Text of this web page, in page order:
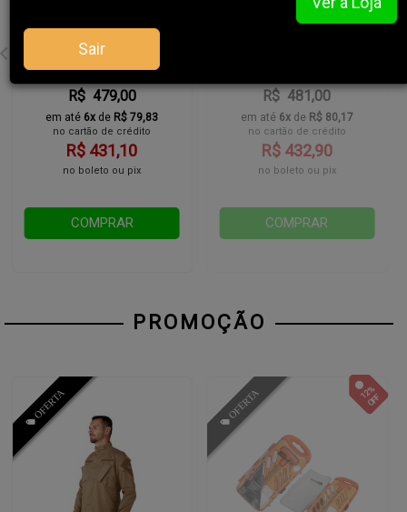
Bota Tática Guartelá E-
Lite V2 Bope - Desert
R$ 479,00
em até 6x de R$ 79,83
no cartão de crédito
R$ 431,10
no boleto ou pix
COMPRAR
R$ 481,00
em até 6xde R$ 80,17
no cartão de crédito
R$ 432,90
no boleto ou pix
COMPRAR
PROMOÇÃO
12%OFF
Sair